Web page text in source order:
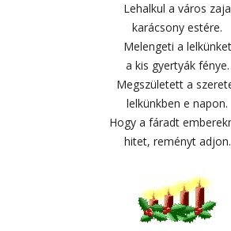
Lehalkul a város zaja
karácsony estére.
Melengeti a lelkünket
a kis gyertyák fénye.
Megszületett a
lelkünkben e napon.
Hogy a fáradt
hitet, reményt adjon.